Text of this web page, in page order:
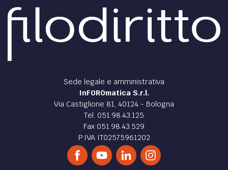
Sede legale e amministrativa
InFOROmatica S.r.l.
Via Castiglione 81, 40124 - Bologna
Tel. 051.98.43.125
Fax 051.98.43.529
P.IVA IT02575961202